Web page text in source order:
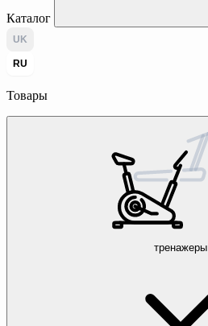
Каталог
UK
RU
Товары
тренажеры